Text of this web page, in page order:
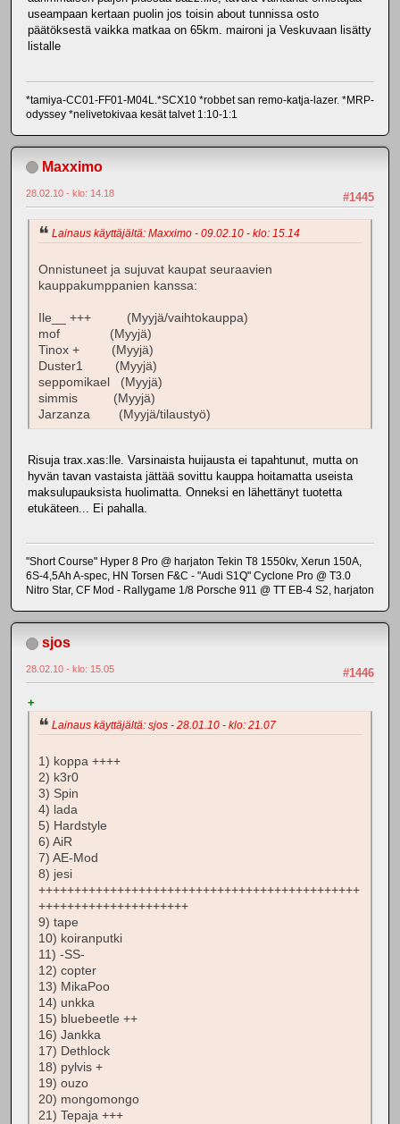
useampaan kertaan puolin jos toisin about tunnissa osto
päätöksestä vaikka matkaa on 65km. maironi ja Veskuvaan lisätty
listalle
*tamiya-CC01-FF01-M04L.*SCX10 *robbet san remo-katja-lazer. *MRP-
odyssey *nelivetokivaa kesät talvet 1:10-1:1
Maxximo
#1445
28.02.10 - klo: 14.18
Lainaus käyttäjältä: Maxximo - 09.02.10 - klo: 15.14
Onnistuneet ja sujuvat kaupat seuraavien
kauppakumppanien kanssa:
Ile__ +++ (Myyjä/vaihtokauppa)
mof (Myyjä)
Tinox + (Myyjä)
Duster1 (Myyjä)
seppomikael (Myyjä)
simmis (Myyjä)
Jarzanza (Myyjä/tilaustyö)
Risuja trax.xas:lle. Varsinaista huijausta ei tapahtunut, mutta on
hyvän tavan vastaista jättää sovittu kauppa hoitamatta useista
maksulupauksista huolimatta. Onneksi en lähettänyt tuotetta
etukäteen... Ei pahalla.
"Short Course" Hyper 8 Pro @ harjaton Tekin T8 1550kv, Xerun 150A,
6S-4,5Ah A-spec, HN Torsen F&C - "Audi S1Q" Cyclone Pro @ T3.0
Nitro Star, CF Mod - Rallygame 1/8 Porsche 911 @ TT EB-4 S2, harjaton
sjos
#1446
28.02.10 - klo: 15.05
+
Lainaus käyttäjältä: sjos - 28.01.10 - klo: 21.07
1) koppa ++++
2) k3r0
3) Spin
4) lada
5) Hardstyle
6) AiR
7) AE-Mod
8) jesi
+++++++++++++++++++++++++++++++++++++++++++++
+++++++++++++++++++++
9) tape
10) koiranputki
11) -SS-
12) copter
13) MikaPoo
14) unkka
15) bluebeetle ++
16) Jankka
17) Dethlock
18) pylvis +
19) ouzo
20) mongomongo
21) Tepaja +++